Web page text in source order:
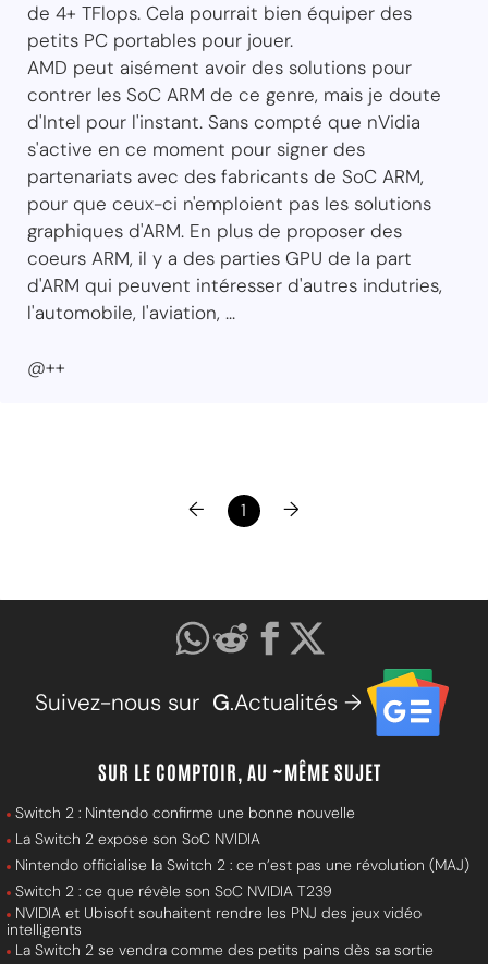
de 4+ TFlops. Cela pourrait bien équiper des
petits PC portables pour jouer.
AMD peut aisément avoir des solutions pour
contrer les SoC ARM de ce genre, mais je doute
d'Intel pour l'instant. Sans compté que nVidia
s'active en ce moment pour signer des
partenariats avec des fabricants de SoC ARM,
pour que ceux-ci n'emploient pas les solutions
graphiques d'ARM. En plus de proposer des
coeurs ARM, il y a des parties GPU de la part
d'ARM qui peuvent intéresser d'autres indutries,
l'automobile, l'aviation, ...
@++
← 1 →
Suivez-nous sur G.Actualités →
SUR LE COMPTOIR, AU ~MÊME SUJET
Switch 2 : Nintendo confirme une bonne nouvelle
La Switch 2 expose son SoC NVIDIA
Nintendo officialise la Switch 2 : ce n’est pas une révolution (MAJ)
Switch 2 : ce que révèle son SoC NVIDIA T239
NVIDIA et Ubisoft souhaitent rendre les PNJ des jeux vidéo
intelligents
La Switch 2 se vendra comme des petits pains dès sa sortie